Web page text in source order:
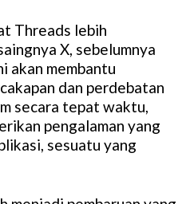
Threads lebih
X, sebelumnya
akan membantu
dan perdebatan
secara tepat waktu,
pengalaman yang
sesuatu yang